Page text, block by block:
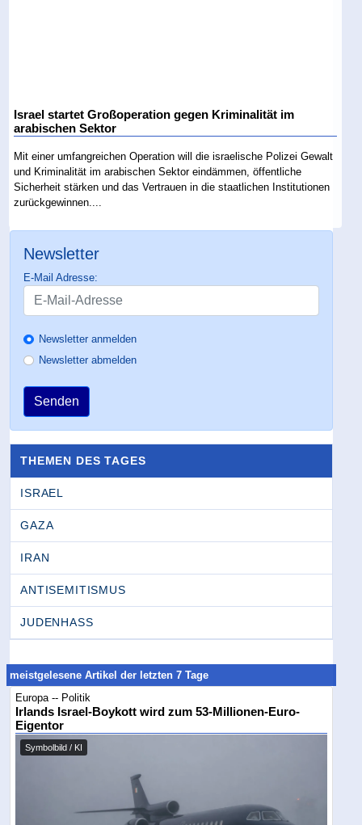
Israel startet Großoperation gegen Kriminalität im
arabischen Sektor
Mit einer umfangreichen Operation will die israelische Polizei Gewalt
und Kriminalität im arabischen Sektor eindämmen, öffentliche
Sicherheit stärken und das Vertrauen in die staatlichen Institutionen
zurückgewinnen....
Newsletter
E-Mail Adresse:
Newsletter anmelden
Newsletter abmelden
Senden
THEMEN DES TAGES
ISRAEL
GAZA
IRAN
ANTISEMITISMUS
JUDENHASS
meistgelesene Artikel der letzten 7 Tage
Europa -- Politik
Irlands Israel-Boykott wird zum 53-Millionen-Euro-
Eigentor
Symbolbild / KI